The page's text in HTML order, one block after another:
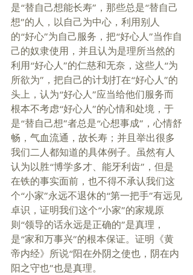
是“替自己想能长寿”，那些总是“替自己
想”的人，以自己为中心，利用别人
的“好心”为自己服务，把“好心人”当作自
己的奴隶使用，并且认为是理所当然的
利用“好心人”的仁慈和无奈，这些人“为
所欲为”，把自己的计划打在“好心人”的
头上，认为“好心人”应当给他们服务而
根本不考虑“好心人”的心情和处境，于
是“替自己想”者总是“心想事成”，心情舒
畅，气血流通，故长寿；并且举出很多
我们二人都知道的具体例子。虽然有人
认为以胜“博学多才、能牙利齿”，但是
在铁的事实面前，也不得不承认我们这
个“小家”永远不退休的“第一把手”有远见
卓识，证明我们这个“小家”的家规原
则“领导的话永远是正确的”是真理，
是“家和万事兴”的根本保证。证明《黄
帝内经》所说“阳在外阴之使也，阴在内
阳之守也”也是真理。